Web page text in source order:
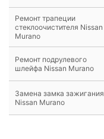
Ремонт трапеции
стеклоочистителя Nissan
Murano
Ремонт подрулевого
шлейфа Nissan Murano
Замена замка зажигания
Nissan Murano